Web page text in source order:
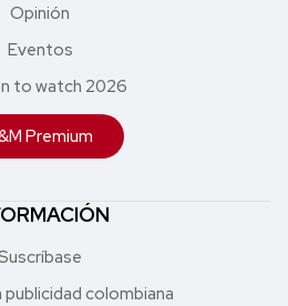
Opinión
Eventos
to watch 2026
Premium
publicidad colombiana